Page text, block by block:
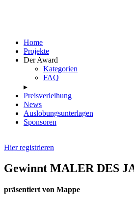
Home
Projekte
Der Award
Kategorien
FAQ
▸
Preisverleihung
News
Auslobungsunterlagen
Sponsoren
Hier registrieren
Gewinnt MALER DES
präsentiert von Mappe